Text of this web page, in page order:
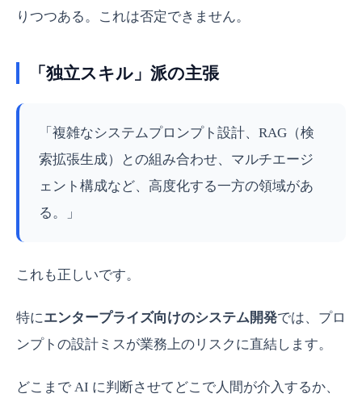
りつつある。これは否定できません。
「独立スキル」派の主張
「複雑なシステムプロンプト設計、RAG（検
索拡張生成）との組み合わせ、マルチエージ
ェント構成など、高度化する一方の領域があ
る。」
これも正しいです。
特にエンタープライズ向けのシステム開発では、プロ
ンプトの設計ミスが業務上のリスクに直結します。
どこまで AI に判断させてどこで人間が介入するか、